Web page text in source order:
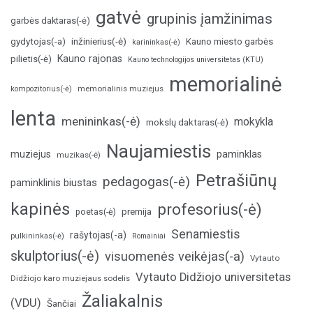
garbės daktaras(-ė) gatvė grupinis įamžinimas
gydytojas(-a) inžinierius(-ė) karininkas(-ė)
Kauno miesto garbės
pilietis(-ė)
Kauno rajonas Kauno technologijos universitetas (KTU)
kompozitorius(-ė) memorialinis muziejus
memorialinė
lenta menininkas(-ė) mokslų daktaras(-ė) mokykla
muziejus muzikas(-ė) Naujamiestis paminklas
paminklinis biustas pedagogas(-ė) Petrašiūnų
kapinės poetas(-ė) premija profesorius(-ė)
pulkininkas(-ė) rašytojas(-a) Romainiai Senamiestis
skulptorius(-ė) visuomenės veikėjas(-a) Vytauto
Didžiojo karo muziejaus sodelis Vytauto Didžiojo universitetas
(VDU) Šančiai Žaliakalnis